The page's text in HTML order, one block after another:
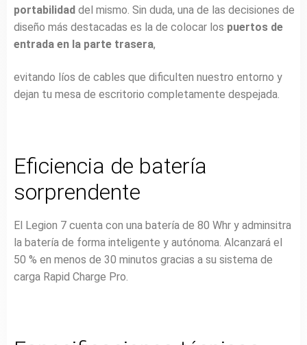
portabilidad del mismo. Sin duda, una de las decisiones de
diseño más destacadas es la de colocar los puertos de
entrada en la parte trasera,
evitando líos de cables que dificulten nuestro entorno y
dejan tu mesa de escritorio completamente despejada.
Eficiencia de batería
sorprendente
El Legion 7 cuenta con una batería de 80 Whr y adminsitra
la batería de forma inteligente y autónoma. Alcanzará el
50 % en menos de 30 minutos gracias a su sistema de
carga Rapid Charge Pro.